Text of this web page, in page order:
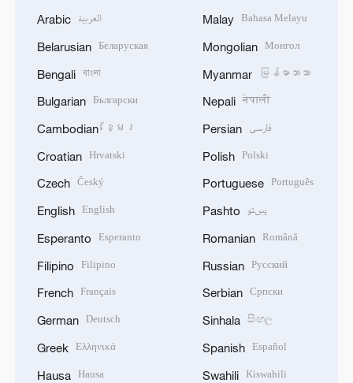
Arabic العربية
Belarusian Беларуская
Bengali বাংলা
Bulgarian Български
Cambodian ខ្មែរ
Croatian Hrvatski
Czech Český
English English
Esperanto Esperanto
Filipino Filipino
French Français
German Deutsch
Greek Ελληνικά
Hausa Hausa
Malay Bahasa Melayu
Mongolian Монгол
Myanmar မြန်မာဘာသာ
Nepali नेपाली
Persian فارسی
Polish Polski
Portuguese Português
Pashto پښتو
Romanian Română
Russian Русский
Serbian Српски
Sinhala සිංහල
Spanish Español
Swahili Kiswahili